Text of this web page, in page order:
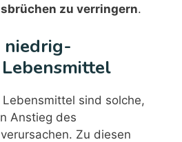
zu verringern.
niedrig-
sind solche,
Anstieg des
Zu diesen